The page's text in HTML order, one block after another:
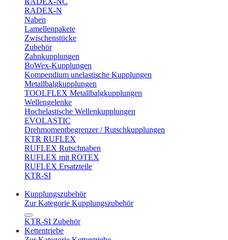
RADEX-N
Naben
Lamellenpakete
Zwischenstücke
Zubehör
Zahnkupplungen
BoWex-Kupplungen
Kompendium unelastische Kupplungen
Metallbalgkupplungen
TOOLFLEX Metallbalgkupplungen
Wellengelenke
Hochelastische Wellenkupplungen
EVOLASTIC
Drehmomentbegrenzer / Rutschkupplungen
KTR RUFLEX
RUFLEX Rutschnaben
RUFLEX mit ROTEX
RUFLEX Ersatzteile
KTR-SI
Kupplungszubehör
Zur Kategorie Kupplungszubehör
KTR-SI Zubehör
Kettentriebe